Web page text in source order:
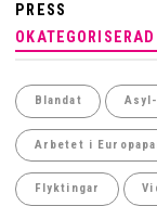
PRESS
OKATEGORISERAD
Blandat
Arbetet i
Flyktingar